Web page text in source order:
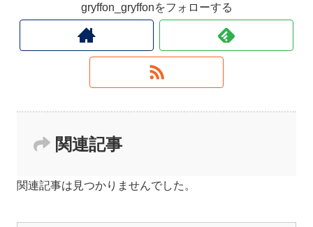
gryffon_gryffonをフォローする
関連記事
関連記事は見つかりませんでした。